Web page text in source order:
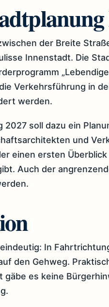
der Breite
Innenstadt. Die
Verkehrsführung in
werden.
2027 soll dazu ein
und
einen ersten
Auch der
In
den Gehweg.
es keine